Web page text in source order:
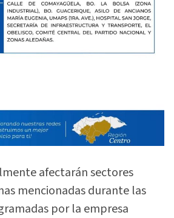
afectarán sectores
mencionadas durante las
por la empresa